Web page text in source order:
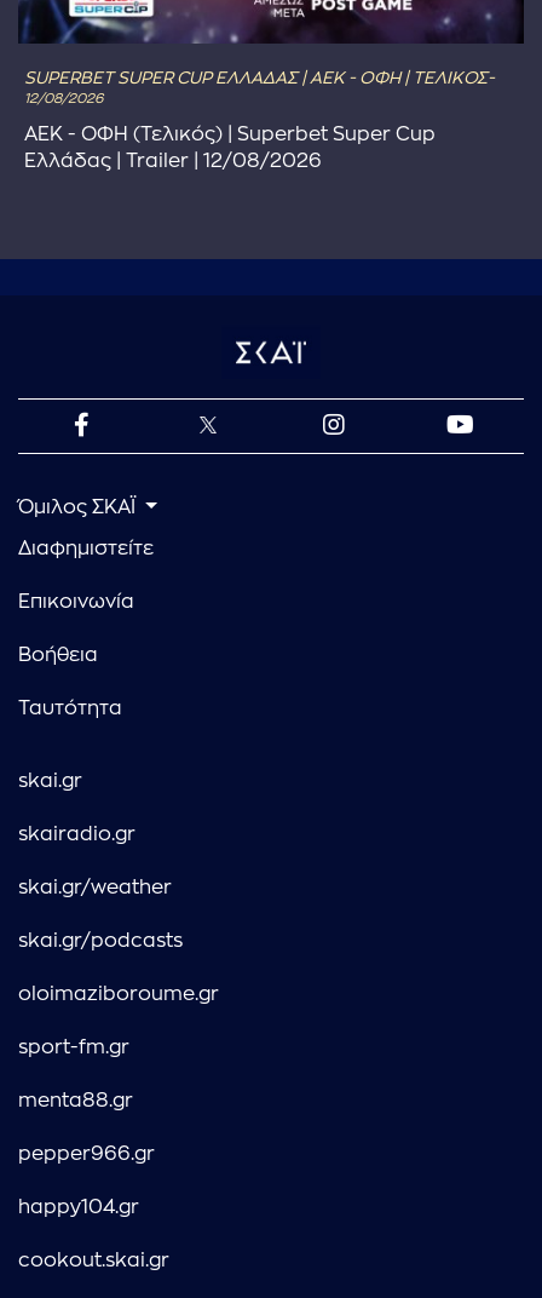
SUPERBET SUPER CUP ΕΛΛΑΔΑΣ | ΑΕΚ - ΟΦΗ | ΤΕΛΙΚΟΣ-
12/08/2026
ΑΕΚ - ΟΦΗ (Τελικός) | Superbet Super Cup
Ελλάδας | Trailer | 12/08/2026
Όμιλος ΣΚΑΪ
Διαφημιστείτε
Επικοινωνία
Βοήθεια
Ταυτότητα
skai.gr
skairadio.gr
skai.gr/weather
skai.gr/podcasts
oloimaziboroume.gr
sport-fm.gr
menta88.gr
pepper966.gr
happy104.gr
cookout.skai.gr